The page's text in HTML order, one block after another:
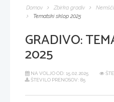
Domov Zbirka gradiv
Tematski sklop 2025
GRADIVO:
2025
NA VOLJO OD: 15.02.2025
ŠTEVILO PRENOSOV: 85